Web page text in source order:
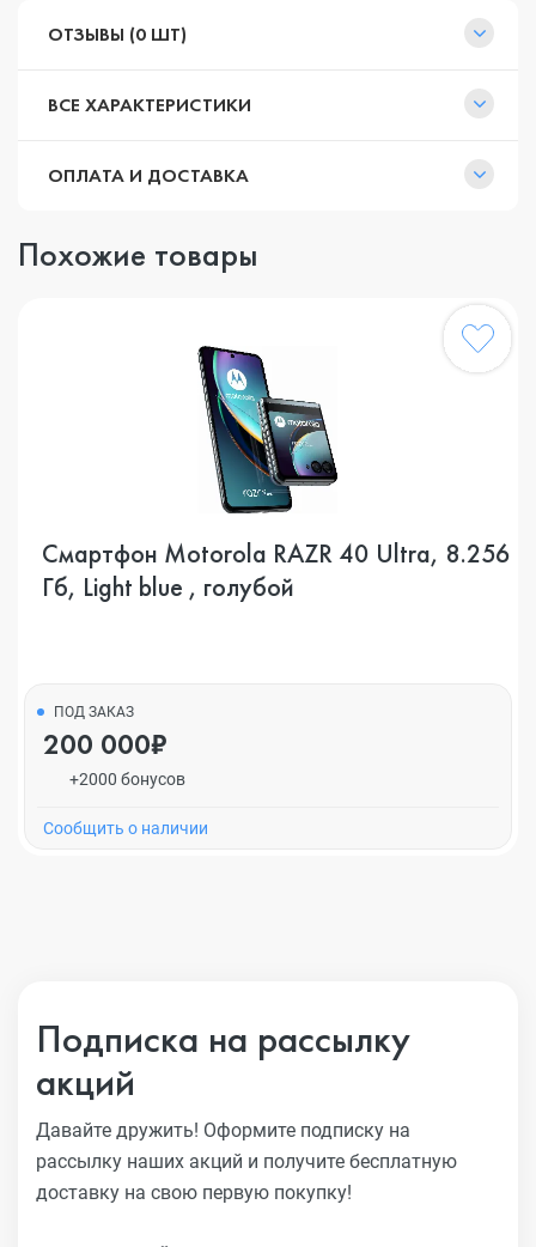
ОТЗЫВЫ (0 ШТ)
ВСЕ ХАРАКТЕРИСТИКИ
ОПЛАТА И ДОСТАВКА
Похожие товары
Смартфон Motorola RAZR 40 Ultra, 8.256
Гб, Light blue , голубой
ПОД ЗАКАЗ
200 000₽
+2000 бонусов
Cообщить о наличии
Подписка на рассылку
акций
Давайте дружить! Оформите подписку на
рассылку наших акций и получите бесплатную
доставку на свою первую покупку!